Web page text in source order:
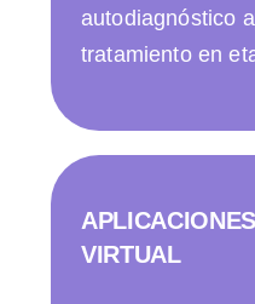
autodiagnóstico
tratamiento en
VIRTUAL